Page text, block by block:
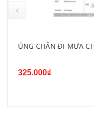
ỦNG CHÂN ĐI MƯA
325.000₫